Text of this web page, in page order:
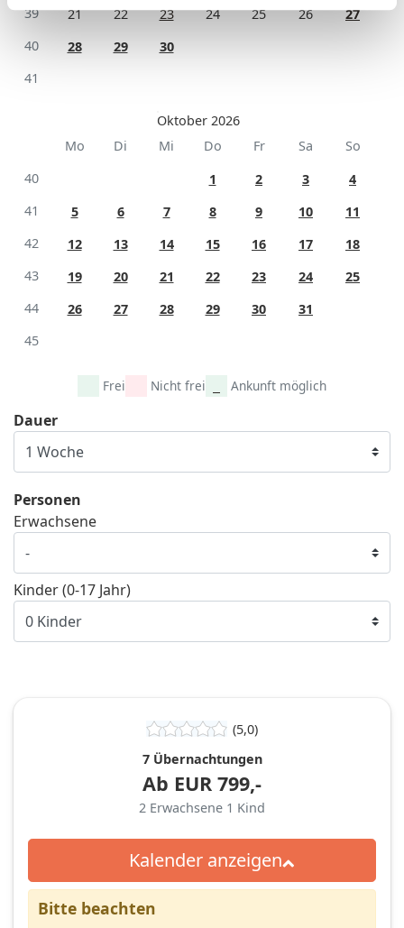
39 21 22 23 24 25 26
27
40
28 29
30
41
Oktober 2026
Mo
Di Mi Do Fr Sa
So
40
1 2 3
4
41
5 6 7 8 9 10
11
42
12 13 14 15 16 17
18
43
19 20 21 22 23 24
25
44
26 27 28 29 30
31
45
Frei Nicht frei Ankunft möglich
Dauer
Personen
Erwachsene
Kinder (0-17 Jahr)
(5,0)
7 Übernachtungen
Ab EUR 799,-
2 Erwachsene 1 Kind
Kalender anzeigen
Bitte beachten